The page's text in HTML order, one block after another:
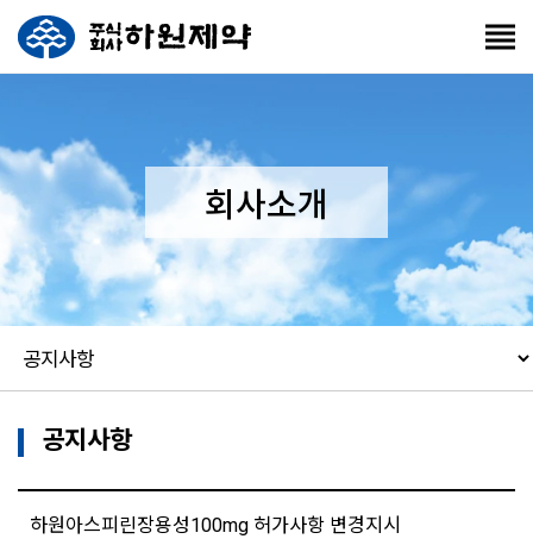
회사소개
공지사항
하원아스피린장용성100mg 허가사항 변경지시